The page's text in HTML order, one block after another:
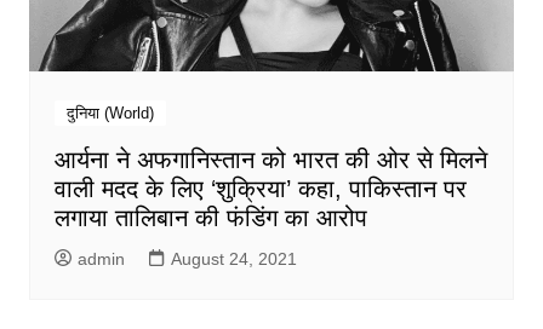
दुनिया (World)
आर्यना ने अफगानिस्तान को भारत की ओर से मिलने
वाली मदद के लिए ‘शुक्रिया’ कहा, पाकिस्तान पर
लगाया तालिबान की फंडिंग का आरोप
admin August 24, 2021